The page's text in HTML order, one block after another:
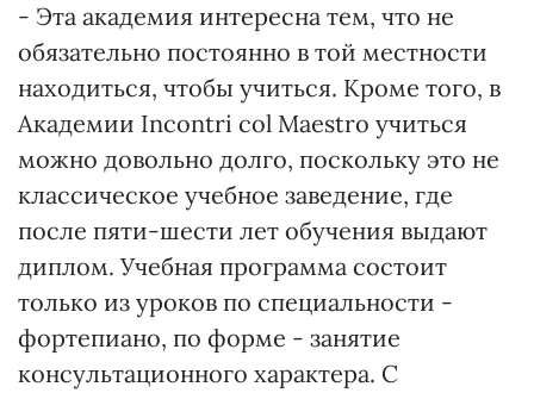
- Эта академия интересна тем, что не
обязательно постоянно в той местности
находиться, чтобы учиться. Кроме того, в
Академии Incontri col Maestro учиться
можно довольно долго, поскольку это не
классическое учебное заведение, где
после пяти-шести лет обучения выдают
диплом. Учебная программа состоит
только из уроков по специальности -
фортепиано, по форме - занятие
консультационного характера. С